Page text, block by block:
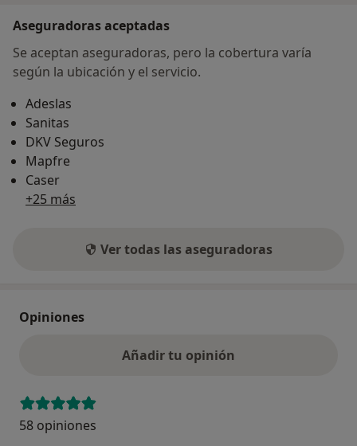
Aseguradoras aceptadas
Se aceptan aseguradoras, pero la cobertura varía
según la ubicación y el servicio.
Adeslas
Sanitas
DKV Seguros
Mapfre
Caser
+25 más
Ver todas las aseguradoras
Opiniones
Añadir tu opinión
58 opiniones